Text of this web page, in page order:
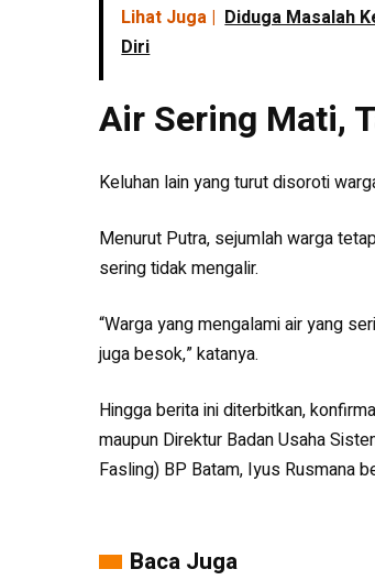
Lihat Juga | Diduga Masalah
Diri
Air Sering Mati,
Keluhan lain yang turut disoroti
Menurut Putra, sejumlah warga
sering tidak mengalir.
“Warga yang mengalami air yang
juga besok,” katanya.
Hingga berita ini diterbitkan,
maupun Direktur Badan Usaha
Fasling) BP Batam, Iyus Rusmana
Baca Juga